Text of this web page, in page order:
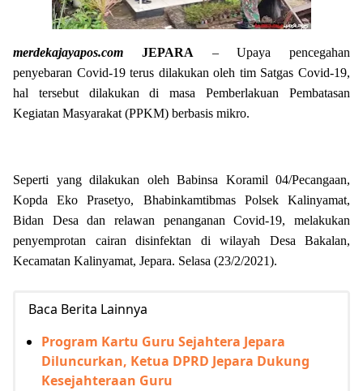
merdekajayapos.com JEPARA – Upaya pencegahan
penyebaran Covid-19 terus dilakukan oleh tim Satgas Covid-19,
hal tersebut dilakukan di masa Pemberlakuan Pembatasan
Kegiatan Masyarakat (PPKM) berbasis mikro.
Seperti yang dilakukan oleh Babinsa Koramil 04/Pecangaan,
Kopda Eko Prasetyo, Bhabinkamtibmas Polsek Kalinyamat,
Bidan Desa dan relawan penanganan Covid-19, melakukan
penyemprotan cairan disinfektan di wilayah Desa Bakalan,
Kecamatan Kalinyamat, Jepara. Selasa (23/2/2021).
Baca Berita Lainnya
Program Kartu Guru Sejahtera Jepara
Diluncurkan, Ketua DPRD Jepara Dukung
Kesejahteraan Guru